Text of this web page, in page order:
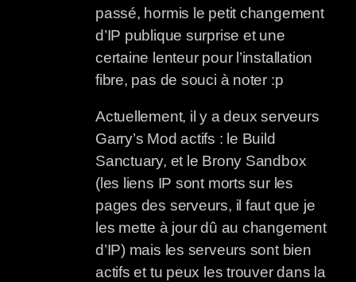
passé, hormis le petit changement
d’IP publique surprise et une
certaine lenteur pour l’installation
fibre, pas de souci à noter :p
Actuellement, il y a deux serveurs
Garry’s Mod actifs : le Build
Sanctuary, et le Brony Sandbox
(les liens IP sont morts sur les
pages des serveurs, il faut que je
les mette à jour dû au changement
d’IP) mais les serveurs sont bien
actifs et tu peux les trouver dans la